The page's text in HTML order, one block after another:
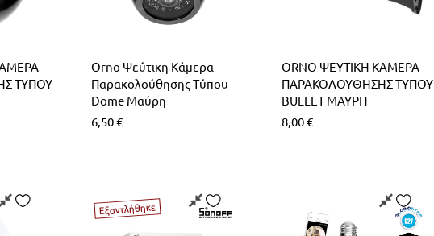
ΤΥΠΟΥ
Orno Ψεύτικη Κάμερα
Παρακολούθησης Τύπου
Dome Μαύρη
6,50€
ORNO ΨΕΥΤΙΚΗ ΚΑΜΕΡΑ
ΠΑΡΑΚΟΛΟΥΘΗΣΗΣ ΤΥΠΟΥ
BULLET ΜΑΥΡΗ
8,00€
Εξαντλήθηκε